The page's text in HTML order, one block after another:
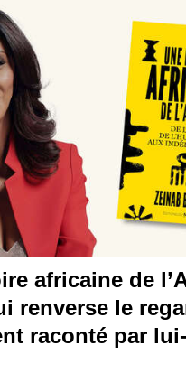
africaine de
renverse le
raconté par